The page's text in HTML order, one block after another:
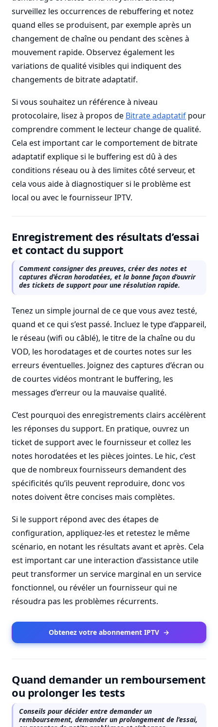
surveillez les occurrences de rebuffering et notez
quand elles se produisent, par exemple après un
changement de chaîne ou pendant des scènes à
mouvement rapide. Observez également les
variations de qualité visibles qui indiquent des
changements de bitrate adaptatif.
Si vous souhaitez un référence à niveau
protocolaire, lisez à propos de Bitrate adaptatif pour
comprendre comment le lecteur change de qualité.
Cela est important car le comportement de bitrate
adaptatif explique si le buffering est dû à des
conditions réseau ou à des limites côté serveur, et
cela vous aide à diagnostiquer si le problème est
local ou avec le fournisseur IPTV.
Enregistrement des résultats d’essai
et contact du support
Comment consigner des preuves, créer des notes et
captures d’écran horodatées, et la bonne façon d’ouvrir
des tickets de support pour une résolution rapide.
Tenez un simple journal de ce que vous avez testé,
quand et ce qui s’est passé. Incluez le type d’appareil,
le réseau (wifi ou câblé), le titre de la chaîne ou du
VOD, les horodatages et de courtes notes sur les
erreurs éventuelles. Joignez des captures d’écran ou
de courtes vidéos montrant le buffering, les
messages d’erreur ou la mauvaise qualité.
C’est pourquoi des enregistrements clairs accélèrent
les réponses du support. En pratique, ouvrez un
ticket de support avec le fournisseur et collez les
notes horodatées et les pièces jointes. Le hic, c’est
que de nombreux fournisseurs demandent des
spécificités qu’ils peuvent reproduire, donc vos
notes doivent être concises mais complètes.
Si le support répond avec des étapes de
configuration, appliquez-les et retestez le même
scénario, en notant les résultats avant et après. Cela
est important car une interaction d’assistance utile
peut transformer un service marginal en un service
fonctionnel, ou révéler un fournisseur qui ne
résoudra pas les problèmes récurrents.
Obtenez votre abonnement IPTV →
Quand demander un remboursement
ou prolonger les tests
Conseils pour décider entre demander un
remboursement, demander un prolongement de l’essai,